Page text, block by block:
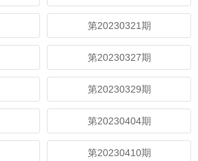
第20230321期
第20230327期
第20230329期
第20230404期
第20230410期